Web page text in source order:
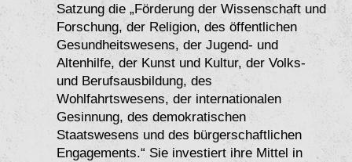
Satzung die „Förderung der Wissenschaft und
Forschung, der Religion, des öffentlichen
Gesundheitswesens, der Jugend- und
Altenhilfe, der Kunst und Kultur, der Volks-
und Berufsausbildung, des
Wohlfahrtswesens, der internationalen
Gesinnung, des demokratischen
Staatswesens und des bürgerschaftlichen
Engagements.“ Sie investiert ihre Mittel in